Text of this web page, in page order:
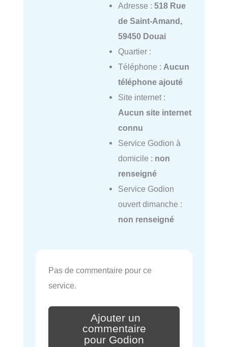
Adresse : 518 Rue
de Saint-Amand,
59450 Douai
Quartier :
Téléphone : Aucun
téléphone ajouté
Site internet :
Aucun site internet
connu
Service Godion à
domicile : non
renseigné
Service Godion
ouvert dimanche :
non renseigné
Pas de commentaire pour ce
service.
Ajouter un
commentaire
pour Godion